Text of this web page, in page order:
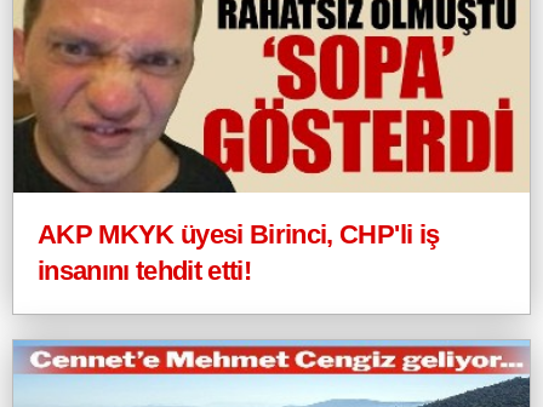
AKP MKYK üyesi Birinci, CHP'li iş
insanını tehdit etti!